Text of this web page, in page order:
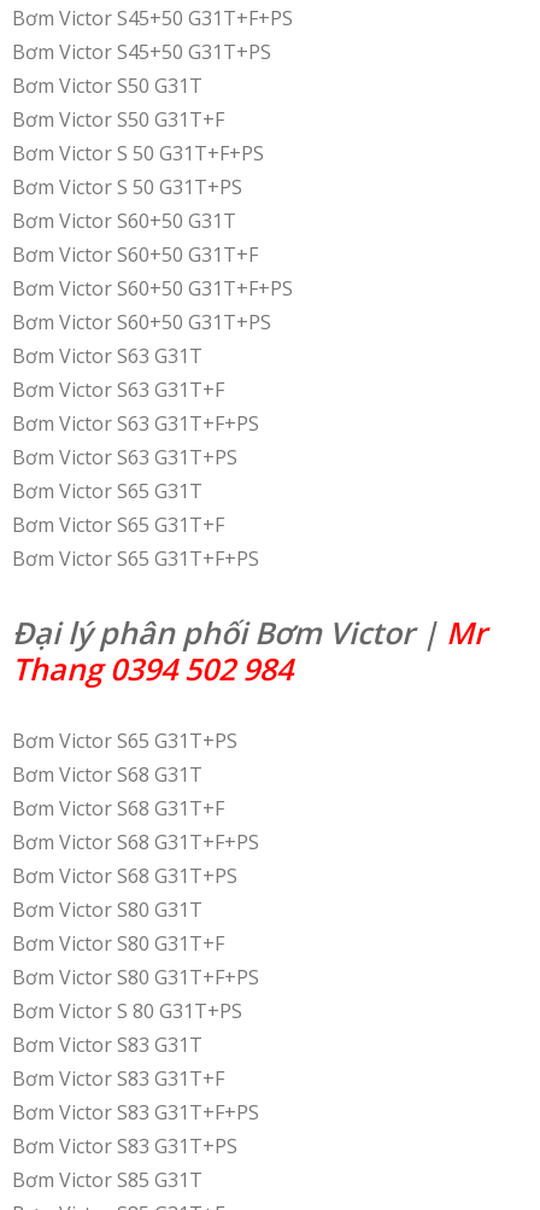
Bơm Victor S45+50 G31T+F+PS
Bơm Victor S45+50 G31T+PS
Bơm Victor S50 G31T
Bơm Victor S50 G31T+F
Bơm Victor S 50 G31T+F+PS
Bơm Victor S 50 G31T+PS
Bơm Victor S60+50 G31T
Bơm Victor S60+50 G31T+F
Bơm Victor S60+50 G31T+F+PS
Bơm Victor S60+50 G31T+PS
Bơm Victor S63 G31T
Bơm Victor S63 G31T+F
Bơm Victor S63 G31T+F+PS
Bơm Victor S63 G31T+PS
Bơm Victor S65 G31T
Bơm Victor S65 G31T+F
Bơm Victor S65 G31T+F+PS
Đại lý phân phối Bơm Victor | Mr
Thang 0394 502 984
Bơm Victor S65 G31T+PS
Bơm Victor S68 G31T
Bơm Victor S68 G31T+F
Bơm Victor S68 G31T+F+PS
Bơm Victor S68 G31T+PS
Bơm Victor S80 G31T
Bơm Victor S80 G31T+F
Bơm Victor S80 G31T+F+PS
Bơm Victor S 80 G31T+PS
Bơm Victor S83 G31T
Bơm Victor S83 G31T+F
Bơm Victor S83 G31T+F+PS
Bơm Victor S83 G31T+PS
Bơm Victor S85 G31T